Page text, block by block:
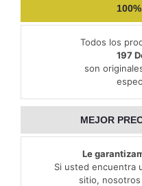
Todos los
197
son
MEJOR
Le
Si usted encuentra
sitio, nosotros